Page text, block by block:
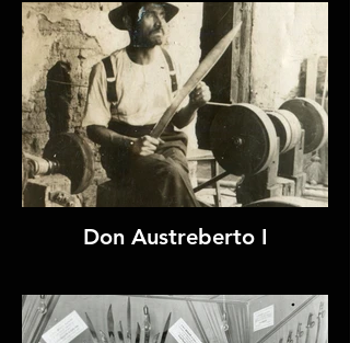
Don Austreberto I